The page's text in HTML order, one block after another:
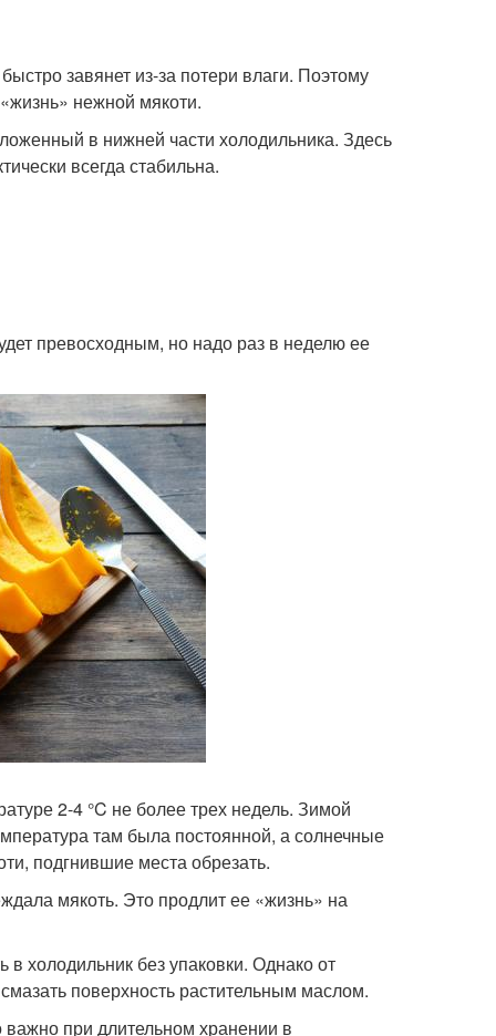
завянет из-за потери влаги. Поэтому
нежной мякоти.
в нижней части холодильника. Здесь
всегда стабильна.
превосходным, но надо раз в неделю ее
2-4 °C не более трех недель. Зимой
там была постоянной, а солнечные
подгнившие места обрезать.
мякоть. Это продлит ее «жизнь» на
холодильник без упаковки. Однако от
поверхность растительным маслом.
важно при длительном хранении в